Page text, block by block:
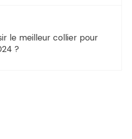
le meilleur collier pour
?